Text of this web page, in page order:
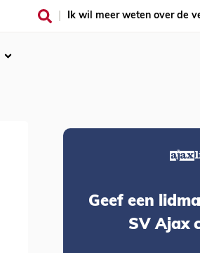
Ik wil meer weten over de
Geef een
SV Ajax